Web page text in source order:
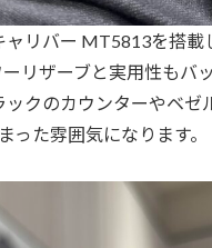
リバー MT5813を搭載
リザーブと実用性もバ
クのカウンターやベゼ
った雰囲気になります。